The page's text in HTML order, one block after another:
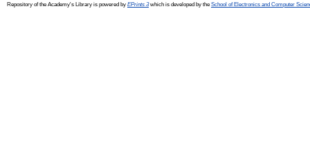
Repository of the Academy's Library is powered by EPrints 3which is developed by the School of Electronics and Computer